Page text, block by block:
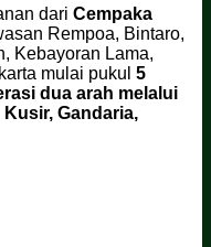
dari Cempaka
Rempoa, Bintaro,
Kebayoran Lama,
mulai pukul 5
dua arah melalui
Kusir, Gandaria,